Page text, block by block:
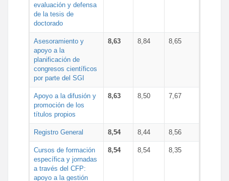
evaluación y defensa
de la tesis de
doctorado
Asesoramiento y
apoyo a la
planificación de
congresos científicos
por parte del SGI
8,63 8,84 8,65
Apoyo a la difusión y
promoción de los
títulos propios
8,63 8,50 7,67
Registro General 8,54 8,44 8,56
Cursos de formación
específica y jornadas
a través del CFP:
apoyo a la gestión
8,54 8,54 8,35